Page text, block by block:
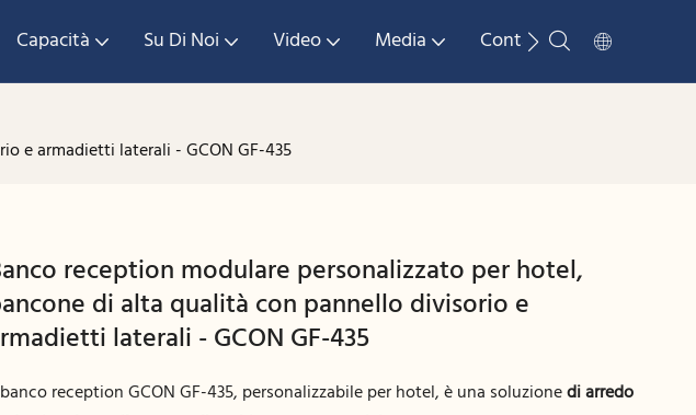
Capacità Su Di Noi Video Media Contattaci
e armadietti laterali - GCON GF-435
reception modulare personalizzato per hotel,
di alta qualità con pannello divisorio e
laterali - GCON GF-435
reception GCON GF-435, personalizzabile per hotel, è una soluzionedi arredo